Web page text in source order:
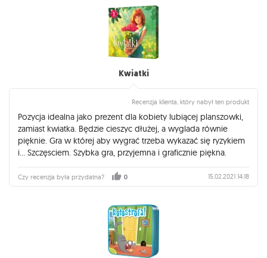
Kwiatki
Recenzja klienta, który nabył ten produkt
Pozycja idealna jako prezent dla kobiety lubiącej planszowki,
zamiast kwiatka. Będzie cieszyc dłużej, a wyglada równie
pięknie. Gra w której aby wygrać trzeba wykazać się ryzykiem
i... Szczęsciem. Szybka gra, przyjemna i graficznie piękna.
Czy recenzja była przydatna? 0 15.02.2021 14:18